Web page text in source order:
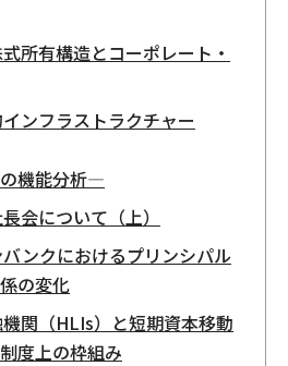
所有構造とコーポレート・
ンフラストラクチャー
機能分析―
会について（上）
ンクにおけるプリンシパル
の変化
関（HLIs）と短期資本移動
度上の枠組み